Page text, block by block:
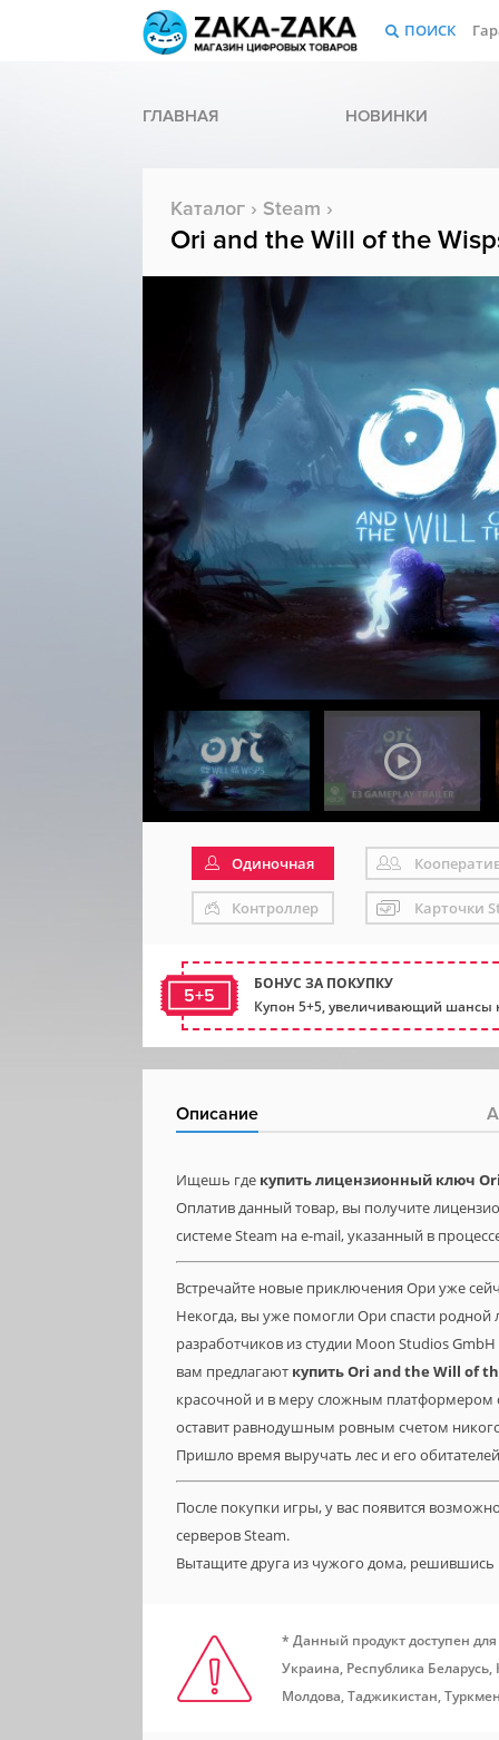
ПОИСК
ГЛАВНАЯ НОВИНКИ
Каталог › Steam ›
Ori and the Will of the
Одиночная
Контроллер Карточки
5+5
БОНУС ЗА ПОКУПКУ
Купон 5+5, увеличивающий шансы
Описание
Ищешь где купить лицензионный ключ
Оплатив данный товар, вы получите
системе Steam на e-mail, указанный в
Встречайте новые приключения Ори уже
Некогда, вы уже помогли Ори спасти родной
разработчиков из студии Moon Studios
вам предлагают купитьOri andthe Will of
красочной и в меру сложным
оставит равнодушным ровным счетом
Пришло время выручать лес и его
После покупки игры, у вас появится
серверов Steam.
Вытащите друга из чужого дома, решившись
* Данный продукт доступен
Украина, Республика
Молдова, Таджикистан,